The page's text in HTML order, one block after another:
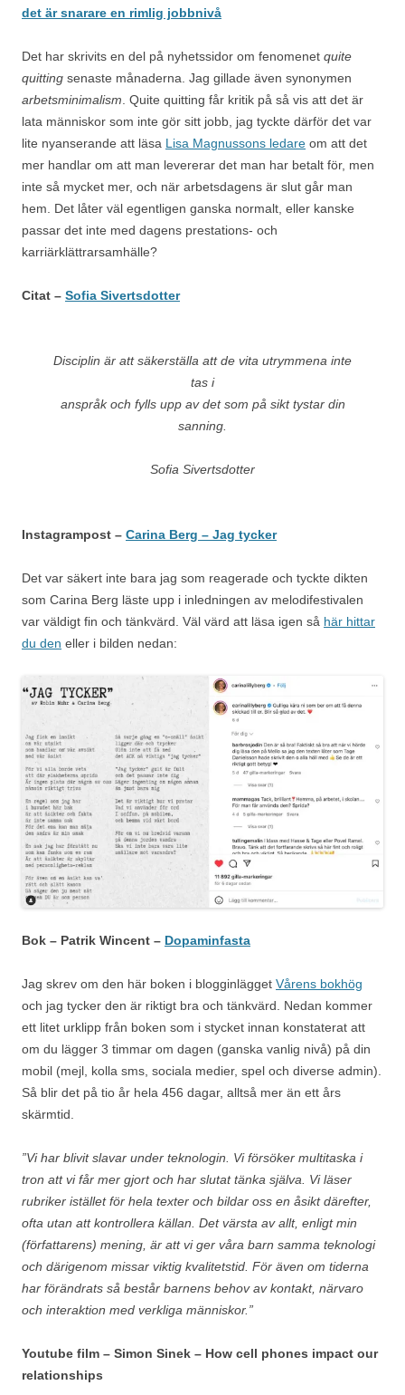
det är snarare en rimlig jobbnivå
Det har skrivits en del på nyhetssidor om fenomenet quite
quitting senaste månaderna. Jag gillade även synonymen
arbetsminimalism. Quite quitting får kritik på så vis att det är
lata människor som inte gör sitt jobb, jag tyckte därför det var
lite nyanserande att läsa Lisa Magnussons ledare om att det
mer handlar om att man levererar det man har betalt för, men
inte så mycket mer, och när arbetsdagens är slut går man
hem. Det låter väl egentligen ganska normalt, eller kanske
passar det inte med dagens prestations- och
karriärklättrarsamhälle?
Citat – Sofia Sivertsdotter
Disciplin är att säkerställa att de vita utrymmena inte
tas i
anspråk och fylls upp av det som på sikt tystar din
sanning.
Sofia Sivertsdotter
Instagrampost – Carina Berg – Jag tycker
Det var säkert inte bara jag som reagerade och tyckte dikten
som Carina Berg läste upp i inledningen av melodifestivalen
var väldigt fin och tänkvärd. Väl värd att läsa igen så här hittar
du den eller i bilden nedan:
Bok – Patrik Wincent – Dopaminfasta
Jag skrev om den här boken i blogginlägget Vårens bokhög
och jag tycker den är riktigt bra och tänkvärd. Nedan kommer
ett litet urklipp från boken som i stycket innan konstaterat att
om du lägger 3 timmar om dagen (ganska vanlig nivå) på din
mobil (mejl, kolla sms, sociala medier, spel och diverse admin).
Så blir det på tio år hela 456 dagar, alltså mer än ett års
skärmtid.
”Vi har blivit slavar under teknologin. Vi försöker multitaska i
tron att vi får mer gjort och har slutat tänka själva. Vi läser
rubriker istället för hela texter och bildar oss en åsikt därefter,
ofta utan att kontrollera källan. Det värsta av allt, enligt min
(författarens) mening, är att vi ger våra barn samma teknologi
och därigenom missar viktig kvalitetstid. För även om tiderna
har förändrats så består barnens behov av kontakt, närvaro
och interaktion med verkliga människor.”
Youtube film – Simon Sinek – How cell phones impact our
relationships